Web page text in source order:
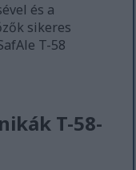
és a
sikeres
T-58
T-58-